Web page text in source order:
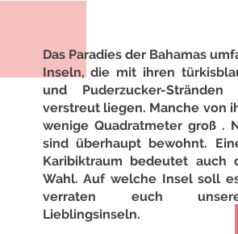
Das Paradies der Bahamas
Inseln, die mit ihren
und Puderzucker-
verstreut liegen. Manche von
wenige Quadratmeter groß .
sind überhaupt bewohnt.
Karibiktraum bedeutet auch
Wahl. Auf welche Insel soll
verraten euch
Lieblingsinseln.